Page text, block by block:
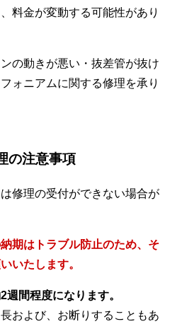
料金が変動する可能性があり
の動きが悪い・抜差管が抜け
ォニアムに関する修理を承り
の注意事項
修理の受付ができない場合が
期はトラブル防止のため、そ
いたします。
間程度になります。
および、お断りすることもあ